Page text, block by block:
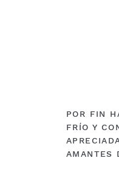
POR FIN
FRÍO Y
AMANTES